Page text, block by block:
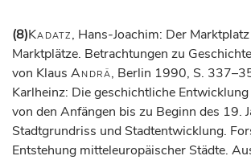
(8)Kadatz, Hans-Joachim: Der
Marktplätze. Betrachtungen zu
von Klaus Andrä, Berlin 1990, S.
Karlheinz: Die geschichtliche
von den Anfängen bis zu Beginn des 19.
Stadtgrundriss und Stadtentwicklung.
Entstehung mitteleuropäischer Städte.